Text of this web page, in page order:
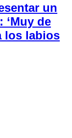
un
de
los labios